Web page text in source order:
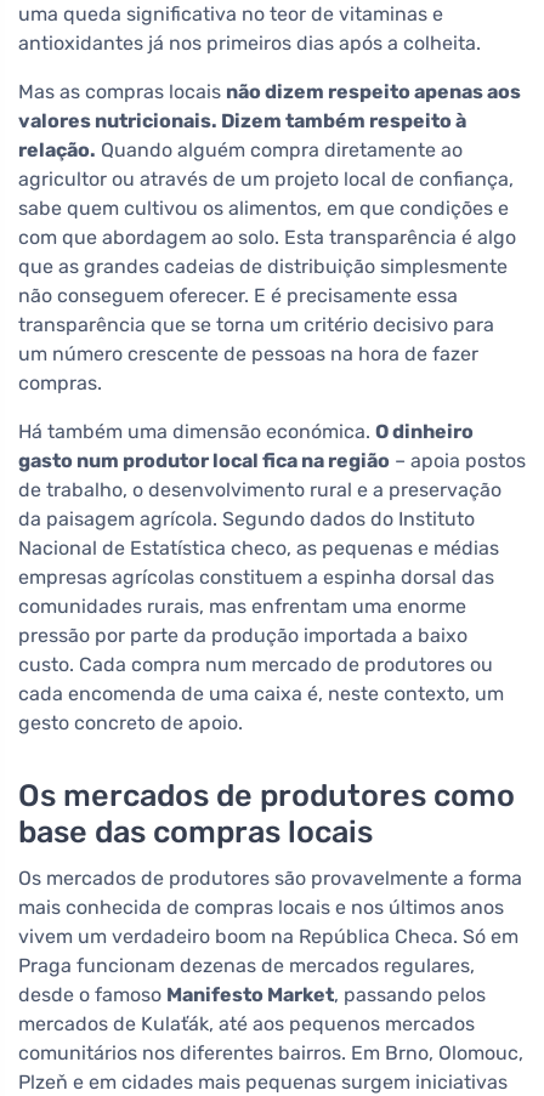
uma queda significativa no teor de vitaminas e
antioxidantes já nos primeiros dias após a colheita.
Mas as compras locais não dizem respeito apenas aos
valores nutricionais. Dizem também respeito à
relação. Quando alguém compra diretamente ao
agricultor ou através de um projeto local de confiança,
sabe quem cultivou os alimentos, em que condições e
com que abordagem ao solo. Esta transparência é algo
que as grandes cadeias de distribuição simplesmente
não conseguem oferecer. E é precisamente essa
transparência que se torna um critério decisivo para
um número crescente de pessoas na hora de fazer
compras.
Há também uma dimensão económica. O dinheiro
gasto num produtor local fica na região – apoia postos
de trabalho, o desenvolvimento rural e a preservação
da paisagem agrícola. Segundo dados do Instituto
Nacional de Estatística checo, as pequenas e médias
empresas agrícolas constituem a espinha dorsal das
comunidades rurais, mas enfrentam uma enorme
pressão por parte da produção importada a baixo
custo. Cada compra num mercado de produtores ou
cada encomenda de uma caixa é, neste contexto, um
gesto concreto de apoio.
Os mercados de produtores como
base das compras locais
Os mercados de produtores são provavelmente a forma
mais conhecida de compras locais e nos últimos anos
vivem um verdadeiro boom na República Checa. Só em
Praga funcionam dezenas de mercados regulares,
desde o famoso Manifesto Market, passando pelos
mercados de Kulaťák, até aos pequenos mercados
comunitários nos diferentes bairros. Em Brno, Olomouc,
Plzeň e em cidades mais pequenas surgem iniciativas